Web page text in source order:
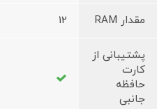
مقدار RAM 12
پشتیبانی از
کارت
حافظه
جانبی